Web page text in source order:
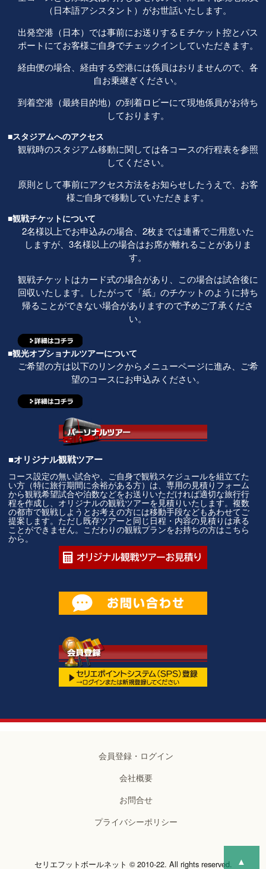
（日本語アシスタント）がお世話いたします。
出発空港（日本）では事前にお送りするＥチケット控とパス
ポートにてお客様ご自身でチェックインしていただきます。
経由便の場合、経由する空港には係員はおりませんので、各
自お乗継ぎください。
到着空港（最終目的地）の到着ロビーにて現地係員がお待ち
しております。
■スタジアムへのアクセス
観戦時のスタジアム移動に関しては各コースの行程表を参照
してください。
原則として事前にアクセス方法をお知らせしたうえで、お客
様ご自身で移動していただきます。
■観戦チケットについて
2名様以上でお申込みの場合、2枚までは連番でご用意いた
しますが、3名様以上の場合はお席が離れることがありま
す。
観戦チケットはカード式の場合があり、この場合は試合後に
回収いたします。したがって「紙」のチケットのように持ち
帰ることができない場合がありますので予めご了承くださ
い。
■観光オプショナルツアーについて
ご希望の方は以下のリンクからメニューページに進み、ご希
望のコースにお申込みください。
■オリジナル観戦ツアー
コース設定の無い試合や、ご自身で観戦スケジュールを組立てた
い方（特に旅行期間に余裕がある方）は、専用の見積りフォーム
から観戦希望試合や泊数などをお送りいただければ適切な旅行行
程を作成し、オリジナルの観戦ツアーを見積りいたします。複数
の都市で観戦しようとお考えの方には移動手段などもあわせてご
提案します。ただし既存ツアーと同じ日程・内容の見積りは承る
ことができません。こだわりの観戦プランをお持ちの方はこちら
から。
会員登録・ログイン
会社概要
お問合せ
プライバシーポリシー
セリエフットボールネット © 2010-22. All rights reserved. ▲